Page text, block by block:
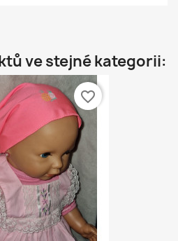
ve stejné kategorii:
favorite_border